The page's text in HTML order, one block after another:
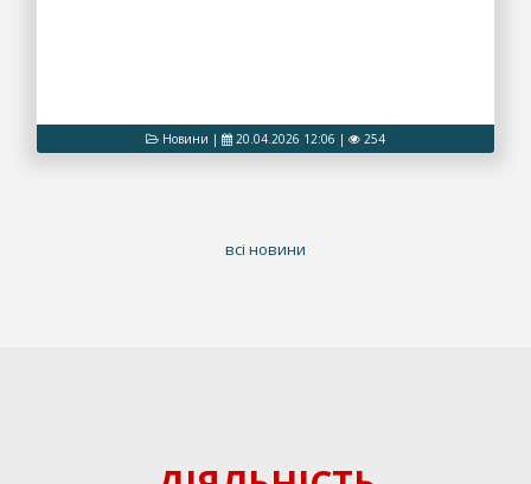
Новини | 20.04.2026 12:06 | 254
всі новини